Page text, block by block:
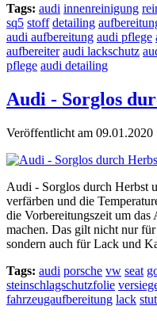
Tags: audi innenreinigung
sq5 stoff detailing
audi aufbereitung audi pflege
aufbereiter audi lackschutz
pflege audi detailing
Audi - Sorglos
Veröffentlicht am 09.01.2020
Audi - Sorglos durch Herbst
verfärben und die
die Vorbereitungszeit um
machen. Das gilt nicht nur
sondern auch für Lack und
Tags: audi porsche vw seat
steinschlagschutzfolie
fahrzeugaufbereitung lack